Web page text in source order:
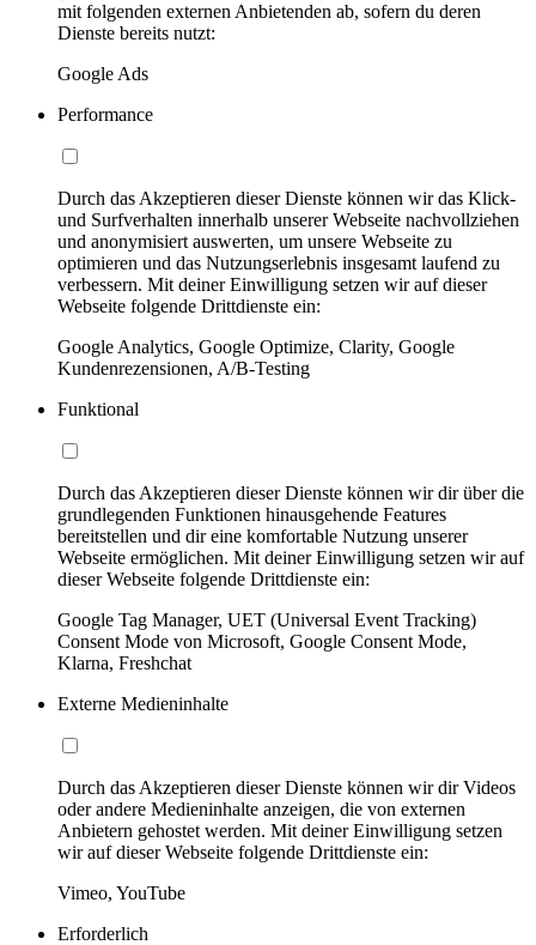
mit folgenden externen Anbietenden ab, sofern du deren
Dienste bereits nutzt:
Google Ads
Performance
Durch das Akzeptieren dieser Dienste können wir das Klick-
und Surfverhalten innerhalb unserer Webseite nachvollziehen
und anonymisiert auswerten, um unsere Webseite zu
optimieren und das Nutzungserlebnis insgesamt laufend zu
verbessern. Mit deiner Einwilligung setzen wir auf dieser
Webseite folgende Drittdienste ein:
Google Analytics, Google Optimize, Clarity, Google
Kundenrezensionen, A/B-Testing
Funktional
Durch das Akzeptieren dieser Dienste können wir dir über die
grundlegenden Funktionen hinausgehende Features
bereitstellen und dir eine komfortable Nutzung unserer
Webseite ermöglichen. Mit deiner Einwilligung setzen wir auf
dieser Webseite folgende Drittdienste ein:
Google Tag Manager, UET (Universal Event Tracking)
Consent Mode von Microsoft, Google Consent Mode,
Klarna, Freshchat
Externe Medieninhalte
Durch das Akzeptieren dieser Dienste können wir dir Videos
oder andere Medieninhalte anzeigen, die von externen
Anbietern gehostet werden. Mit deiner Einwilligung setzen
wir auf dieser Webseite folgende Drittdienste ein:
Vimeo, YouTube
Erforderlich